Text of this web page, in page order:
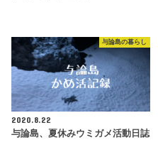
与論島の暮らし
2020.8.22
与論島、夏休みウミガメ活動日誌